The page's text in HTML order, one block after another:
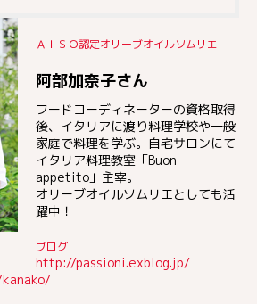
ＡＩＳＯ認定オリーブオイルソムリエ
阿部加奈子さん
フードコーディネーターの資格取得
後、イタリアに渡り料理学校や一般
家庭で料理を学ぶ。自宅サロンにて
イタリア料理教室「Buon
appetito」主宰。
オリーブオイルソムリエとしても活
躍中！
ブログ
http://passioni.exblog.jp/